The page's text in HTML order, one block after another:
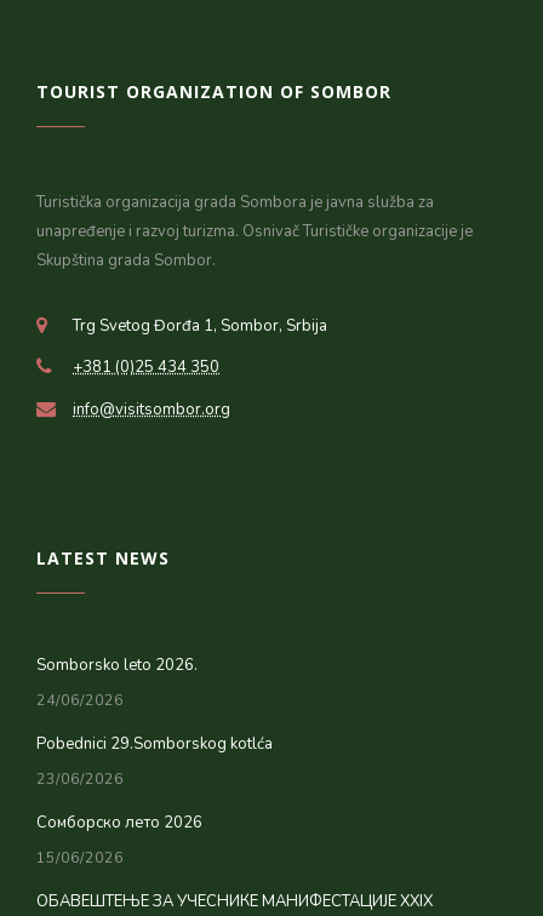
TOURIST ORGANIZATION OF SOMBOR
Turistička organizacija grada Sombora je javna služba za
unapređenje i razvoj turizma. Osnivač Turističke organizacije je
Skupština grada Sombor.
Trg Svetog Đorđa 1, Sombor, Srbija
+381 (0)25 434 350
info@visitsombor.org
LATEST NEWS
Somborsko leto 2026.
24/06/2026
Pobednici 29.Somborskog kotlća
23/06/2026
Сомборско лето 2026
15/06/2026
ОБАВЕШТЕЊЕ ЗА УЧЕСНИКЕ МАНИФЕСТАЦИЈЕ XXIX